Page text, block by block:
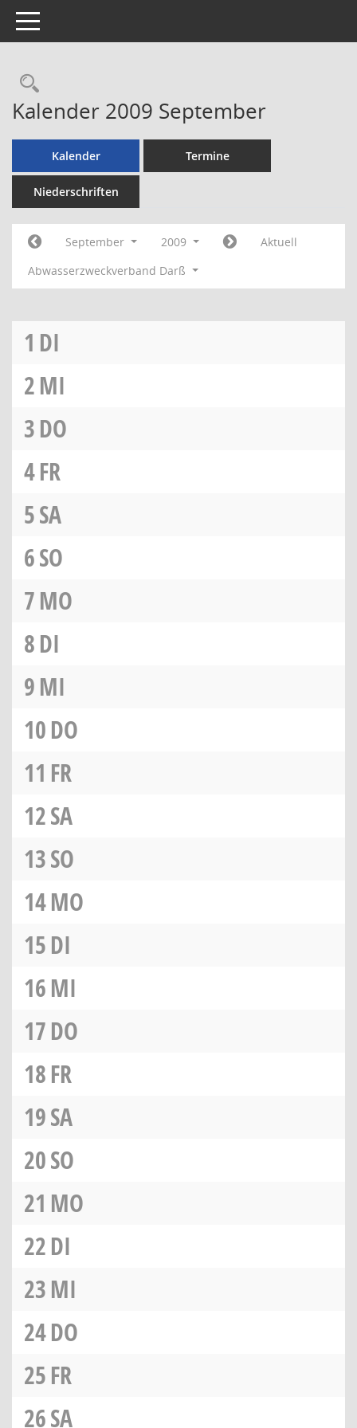
Toggle navigation
Rechercheauswahl
Kalender 2009 September
Kalender Termine
Niederschriften
September 2009
Aktuell
Abwasserzweckverband Darß
1 DI
2MI
3DO
4FR
5SA
6SO
7MO
8DI
9MI
10DO
11 FR
12SA
13SO
14MO
15DI
16MI
17DO
18FR
19SA
20SO
21 MO
22DI
23MI
24DO
25FR
26SA